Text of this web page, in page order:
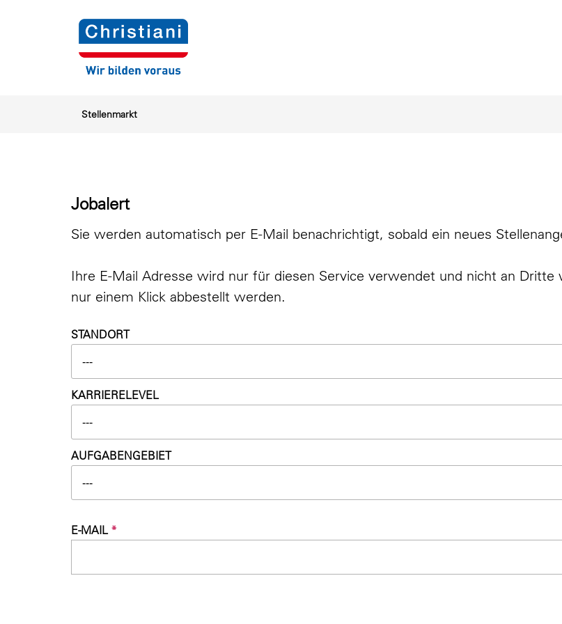
Stellenmarkt
Jobalert
Sie werden automatisch per E-Mail benachrichtigt, sobald ein neues
Ihre E-Mail Adresse wird nur für diesen Service verwendet und nicht an
nur einem Klick abbestellt werden.
STANDORT
---
KARRIERELEVEL
---
AUFGABENGEBIET
---
E-MAIL *